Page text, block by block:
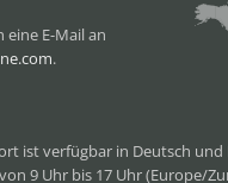
eine E-Mail an
.
ist verfügbar in Deutsch
9 Uhr bis 17 Uhr (Europe/